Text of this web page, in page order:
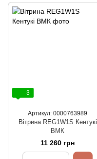
3
Артикул: 0000763989
Вiтрина REG1W1S Кентукі
ВМК
11 260 грн